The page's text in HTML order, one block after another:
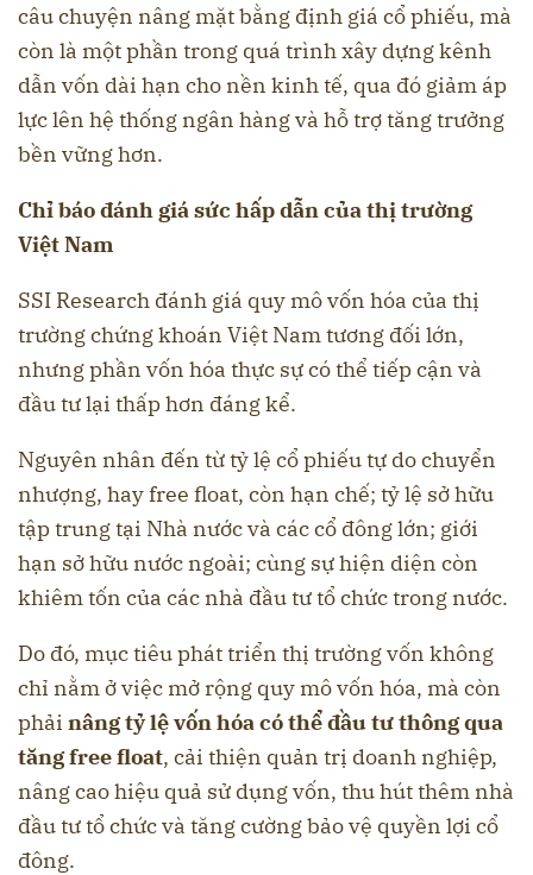
câu chuyện nâng mặt bằng định giá cổ phiếu, mà
còn là một phần trong quá trình xây dựng kênh
dẫn vốn dài hạn cho nền kinh tế, qua đó giảm áp
lực lên hệ thống ngân hàng và hỗ trợ tăng trưởng
bền vững hơn.
Chỉ báo đánh giá sức hấp dẫn của thị trường
Việt Nam
SSI Research đánh giá quy mô vốn hóa của thị
trường chứng khoán Việt Nam tương đối lớn,
nhưng phần vốn hóa thực sự có thể tiếp cận và
đầu tư lại thấp hơn đáng kể.
Nguyên nhân đến từ tỷ lệ cổ phiếu tự do chuyển
nhượng, hay free float, còn hạn chế; tỷ lệ sở hữu
tập trung tại Nhà nước và các cổ đông lớn; giới
hạn sở hữu nước ngoài; cùng sự hiện diện còn
khiêm tốn của các nhà đầu tư tổ chức trong nước.
Do đó, mục tiêu phát triển thị trường vốn không
chỉ nằm ở việc mở rộng quy mô vốn hóa, mà còn
phải nâng tỷ lệ vốn hóa có thể đầu tư thông qua
tăng free float, cải thiện quản trị doanh nghiệp,
nâng cao hiệu quả sử dụng vốn, thu hút thêm nhà
đầu tư tổ chức và tăng cường bảo vệ quyền lợi cổ
đông.